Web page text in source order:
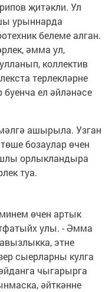
җитәкли. Ул
урыннарда
белеме алган.
әмма ул,
коллектив
терлекләрне
ел әйләнәсе
ашырыла. Узган
бозаулар өчен
орлыкландыра
туа.
өчен артык
улы. - Әмма
этне
сыерларны кулга
чыгарырга
әйткәнне